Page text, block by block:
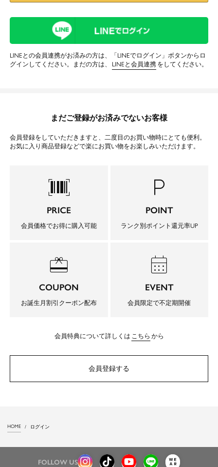
LINEとの会員連携がお済みの方は、「LINEでログイン」ボタンからロ
グインしてください。まだの方は、
LINEと会員連携 をしてください。
まだご登録がお済みでないお客様
会員登録をしていただきますと、二度目のお買い物時にとても便利。
お気に入り商品登録などで楽にお買い物をお楽しみいただけます。
barcode_scanner
PRICE
会員価格でお得に購入可能
local_parking
POINT
ランク別ポイント還元率UP
redeem
COUPON
お誕生月割引クーポン配布
calendar_month
EVENT
会員限定で不定期開催
会員特典について詳しくは こちら から
会員登録する
HOME ログイン
FOLLOW US